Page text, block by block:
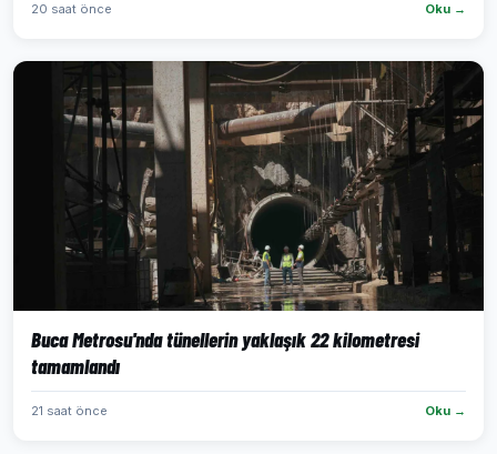
20 saat önce Oku →
Buca Metrosu'nda tünellerin yaklaşık 22 kilometresi
tamamlandı
21 saat önce Oku →